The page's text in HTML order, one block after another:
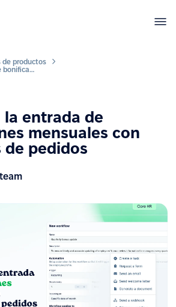
de productos
Automatiza la entrada de bonificaciones mensuales con formularios de pedidos
entrada de
mensuales con
pedidos